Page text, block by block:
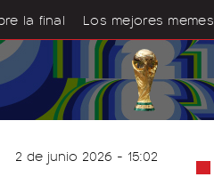
la final Los mejores memes
2 de junio 2026 - 15:02